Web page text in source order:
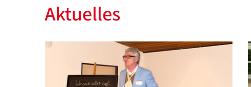
Aktuelles